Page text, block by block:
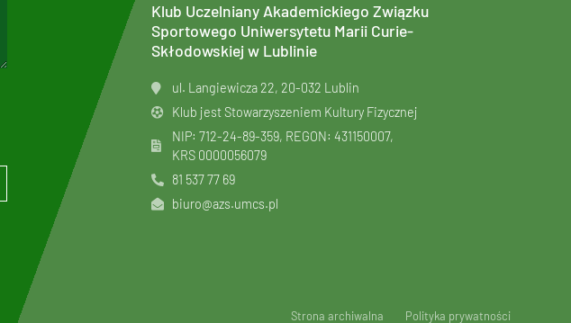
Klub Uczelniany Akademickiego Związku
Sportowego Uniwersytetu Marii Curie-
Skłodowskiej w Lublinie
ul. Langiewicza 22, 20-032 Lublin
Klub jest Stowarzyszeniem Kultury Fizycznej
NIP: 712-24-89-359, REGON: 431150007,
KRS 0000056079
81 537 77 69
biuro@azs.umcs.pl
Strona archiwalna Polityka prywatności